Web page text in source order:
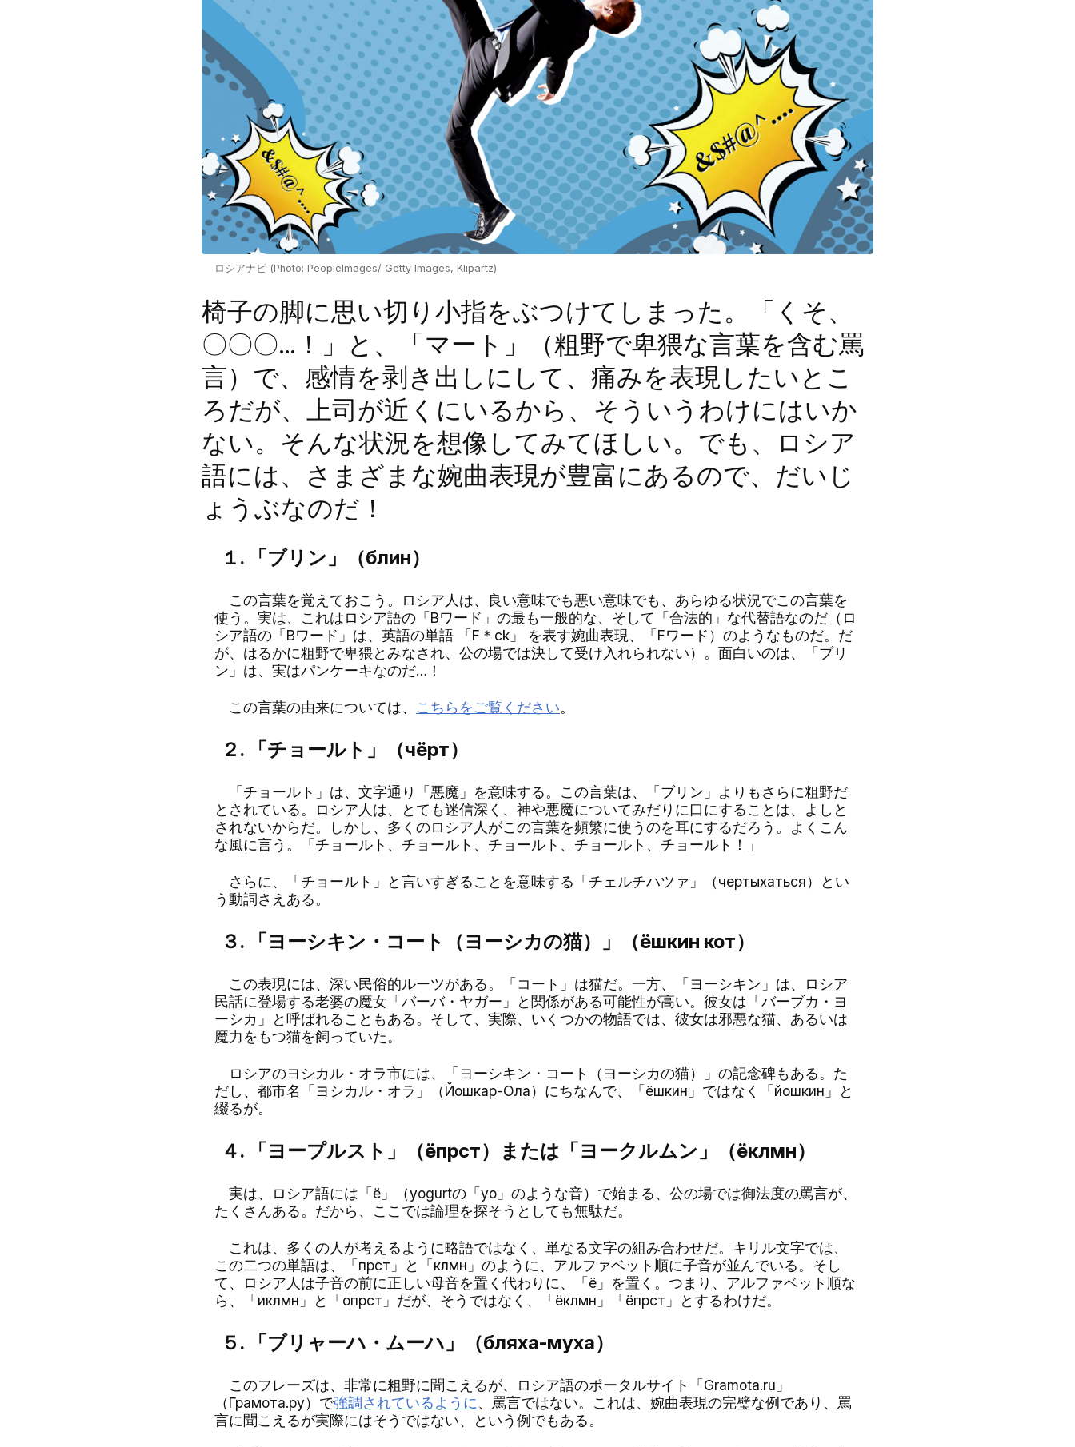
ロシアナビ (Photo: PeopleImages/ Getty Images, Klipartz)
椅子の脚に思い切り小指をぶつけてしまった。「くそ、
〇〇〇…！」と、「マート」（粗野で卑猥な言葉を含む罵
言）で、感情を剥き出しにして、痛みを表現したいとこ
ろだが、上司が近くにいるから、そういうわけにはいか
ない。そんな状況を想像してみてほしい。でも、ロシア
語には、さまざまな婉曲表現が豊富にあるので、だいじ
ょうぶなのだ！
１. 「ブリン」（блин）
この言葉を覚えておこう。ロシア人は、良い意味でも悪い意味でも、あらゆる状況でこの言葉を
使う。実は、これはロシア語の「Bワード」の最も一般的な、そして「合法的」な代替語なのだ（ロ
シア語の「Bワード」は、英語の単語 「F＊ck」 を表す婉曲表現、「Fワード）のようなものだ。だ
が、はるかに粗野で卑猥とみなされ、公の場では決して受け入れられない）。面白いのは、「ブリ
ン」は、実はパンケーキなのだ…！
この言葉の由来については、 こちらをご覧ください。
２. 「チョールト」（чёрт）
「チョールト」は、文字通り「悪魔」を意味する。この言葉は、「ブリン」よりもさらに粗野だ
とされている。ロシア人は、とても迷信深く、神や悪魔についてみだりに口にすることは、よしと
されないからだ。しかし、多くのロシア人がこの言葉を頻繁に使うのを耳にするだろう。よくこん
な風に言う。「チョールト、チョールト、チョールト、チョールト、チョールト！」
さらに、「チョールト」と言いすぎることを意味する「チェルチハツァ」（чертыхаться）とい
う動詞さえある。
３. 「ヨーシキン・コート（ヨーシカの猫）」（ёшкин кот）
この表現には、深い民俗的ルーツがある。「コート」は猫だ。一方、「ヨーシキン」は、ロシア
民話に登場する老婆の魔女「バーバ・ヤガー」と関係がある可能性が高い。彼女は「バーブカ・ヨ
ーシカ」と呼ばれることもある。そして、実際、いくつかの物語では、彼女は邪悪な猫、あるいは
魔力をもつ猫を飼っていた。
ロシアのヨシカル・オラ市には、「ヨーシキン・コート（ヨーシカの猫）」の記念碑もある。た
だし、都市名「ヨシカル・オラ」（Йошкар-Ола）にちなんで、「ёшкин」ではなく「йошкин」と
綴るが。
４. 「ヨープルスト」（ёпрст）または「ヨークルムン」（ёклмн）
実は、ロシア語には「ё」（yogurtの「yo」のような音）で始まる、公の場では御法度の罵言が、
たくさんある。だから、ここでは論理を探そうとしても無駄だ。
これは、多くの人が考えるように略語ではなく、単なる文字の組み合わせだ。キリル文字では、
この二つの単語は、「прст」と「клмн」のように、アルファベット順に子音が並んでいる。そし
て、ロシア人は子音の前に正しい母音を置く代わりに、「ё」を置く。つまり、アルファベット順な
ら、「иклмн」と「опрст」だが、そうではなく、「ёклмн」「ёпрст」とするわけだ。
５. 「ブリャーハ・ムーハ」（бляха-муха）
このフレーズは、非常に粗野に聞こえるが、ロシア語のポータルサイト「Gramota.ru」
（Грамота.ру）で強調されているように、罵言ではない。これは、婉曲表現の完璧な例であり、罵
言に聞こえるが実際にはそうではない、という例でもある。